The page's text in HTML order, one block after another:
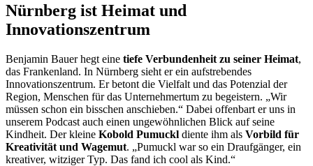
Nürnberg ist Heimat und
Innovationszentrum
Benjamin Bauer hegt eine tiefe Verbundenheit zu seiner Heimat,
das Frankenland. In Nürnberg sieht er ein aufstrebendes
Innovationszentrum. Er betont die Vielfalt und das Potenzial der
Region, Menschen für das Unternehmertum zu begeistern. „Wir
müssen schon ein bisschen anschieben.“ Dabei offenbart er uns in
unserem Podcast auch einen ungewöhnlichen Blick auf seine
Kindheit. Der kleine Kobold Pumuckl diente ihm als Vorbild für
Kreativität und Wagemut. „Pumuckl war so ein Draufgänger, ein
kreativer, witziger Typ. Das fand ich cool als Kind.“